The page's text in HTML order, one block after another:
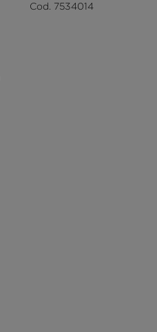
Cod. 7534014